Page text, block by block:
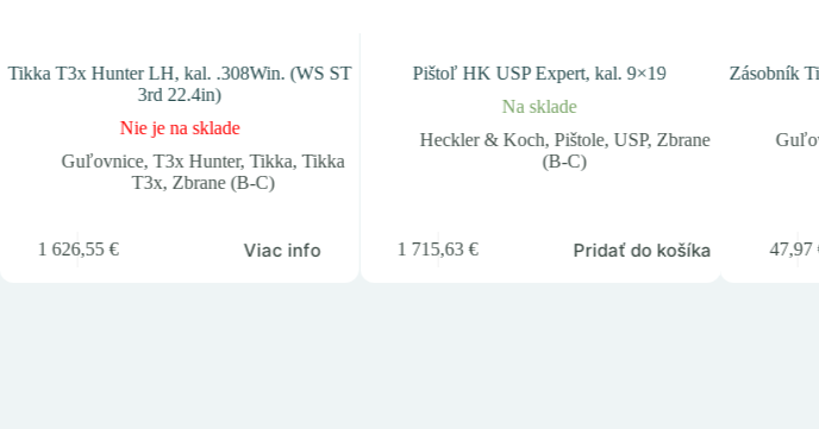
Tikka T3x Hunter LH, kal. .308Win. (WS ST
3rd 22.4in)
Nie je na sklade
Guľovnice,T3x Hunter,Tikka,Tikka
T3x,Zbrane (B-C)
1 626,55€ Viac info
Pištoľ HK USP Expert, kal. 9×19
Na sklade
Heckler & Koch, Pištole, USP, Zbrane
(B-C)
1 715,63€ Pridať do košíka
Zásobník
47,97